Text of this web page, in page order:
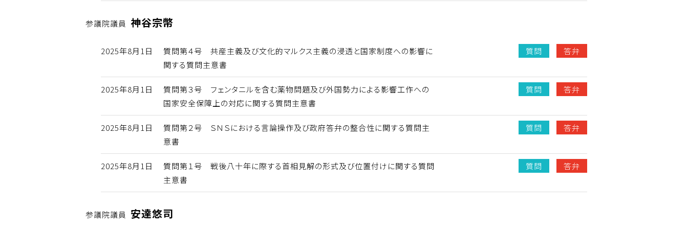
参議院議員 神谷宗幣
2025年8月1日
質問第４号 共産主義及び文化的マルクス主義の浸透と国家制度への影響に
関する質問主意書
質問 答弁
2025年8月1日
質問第３号 フェンタニルを含む薬物問題及び外国勢力による影響工作への
国家安全保障上の対応に関する質問主意書
質問 答弁
2025年8月1日
質問第２号 ＳＮＳにおける言論操作及び政府答弁の整合性に関する質問主
意書
質問 答弁
2025年8月1日
質問第１号 戦後八十年に際する首相見解の形式及び位置付けに関する質問
主意書
質問 答弁
参議院議員 安達悠司